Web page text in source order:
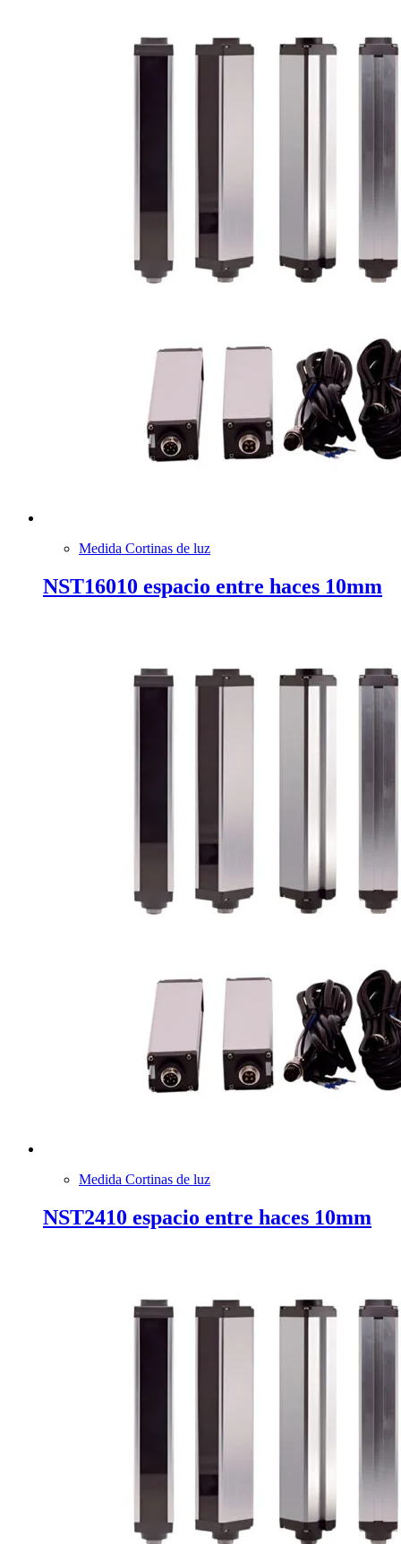
Medida Cortinas de luz
NST16010 espacio entre haces 10mm
Medida Cortinas de luz
NST2410 espacio entre haces 10mm